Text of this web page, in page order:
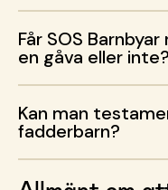
Får SOS
en gåva eller inte?
Kan man
fadderbarn?